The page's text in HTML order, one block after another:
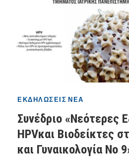
ΕΚΔΗΛΏΣΕΙΣ ΝΈΑ
Συνέδριο «Νεότερες
HPVκαι Βιοδείκτες
και Γυναικολογία Νο